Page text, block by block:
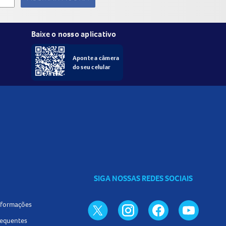
Baixe o nosso aplicativo
Aponte a câmera
do seu celular
SIGA NOSSAS REDES SOCIAIS